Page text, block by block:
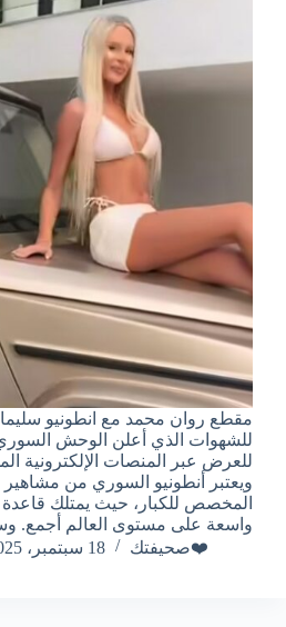
مقطع روان محمد مع انطونيو
للشهوات الذي أعلن الوحش
للعرض عبر المنصات الإلكترونية
ويعتبر أنطونيو السوري من
المخصص للكبار، حيث يمتلك قاعدة
واسعة على مستوى العالم
❤️صحيفتك
18 سبتمبر، 2025